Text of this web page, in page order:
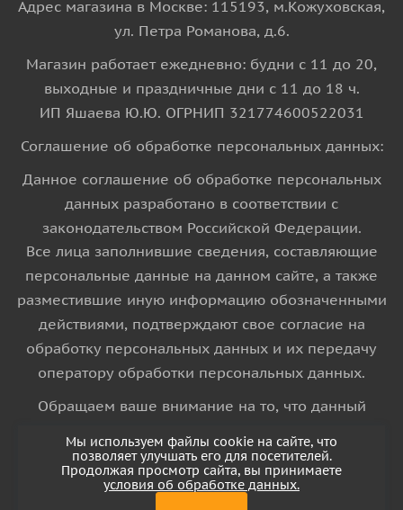
Адрес магазина в Москве: 115193, м.Кожуховская,
ул. Петра Романова, д.6.
Магазин работает ежедневно: будни с 11 до 20,
выходные и праздничные дни с 11 до 18 ч.
ИП Яшаева Ю.Ю. ОГРНИП 321774600522031
Соглашение об обработке персональных данных:
Данное соглашение об обработке персональных
данных разработано в соответствии с
законодательством Российской Федерации.
Все лица заполнившие сведения, составляющие
персональные данные на данном сайте, а также
разместившие иную информацию обозначенными
действиями, подтверждают свое согласие на
обработку персональных данных и их передачу
оператору обработки персональных данных.
Обращаем ваше внимание на то, что данный
информационный характер и ни при каких
условиях информационные материалы и цены,
Мы используем файлы cookie на сайте, что
позволяет улучшать его для посетителей.
Продолжая просмотр сайта, вы принимаете
условия об обработке данных.